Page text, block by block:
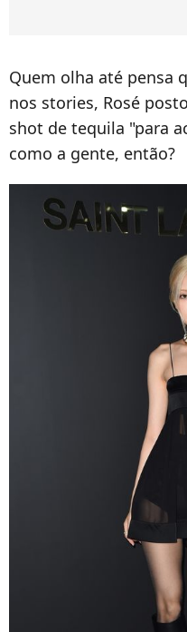
Quem olha até pensa
nos stories, Rosé
shot de tequila "para
como a gente, então?